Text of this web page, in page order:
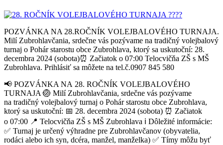
POZVÁNKA NA 28.ROČNÍK VOLEJBALOVÉHO TURNAJA.
Milí Zubrohlavčania, srdečne vás pozývame na tradičný volejbalový
turnaj o Pohár starostu obce Zubrohlava, ktorý sa uskutoční: 28.
decembra 2024 (sobota)⏰ Začiatok o 07:00 Telocvičňa ZŠ s MŠ
Zubrohlava. Prihlásiť sa môžete na tel.č.0907 845 580
📢 POZVÁNKA NA 28. ROČNÍK VOLEJBALOVÉHO
TURNAJA 🏐 Milí Zubrohlavčania, srdečne vás pozývame
na tradičný volejbalový turnaj o Pohár starostu obce Zubrohlava,
ktorý sa uskutoční: 📅 28. decembra 2024 (sobota) ⏰ Začiatok
o 07:00 📍 Telocvičňa ZŠ s MŠ Zubrohlava ℹ️ Dôležité informácie:
✅ Turnaj je určený výhradne pre Zubrohlavčanov (obyvatelia,
rodáci alebo ich syn, dcéra, manžel, manželka) ✅ Tímy môžu byť